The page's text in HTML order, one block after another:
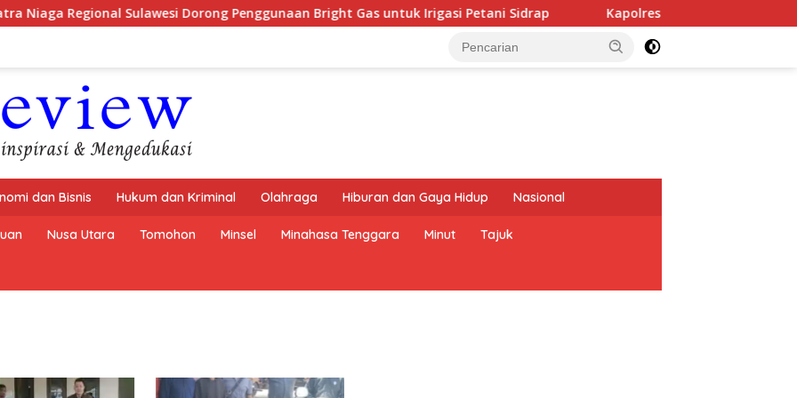
Sulawesi Dorong Penggunaan Bright Gas untuk Irigasi Petani Sidrap Kapolres Bitung Arie Sulistyo Serap
dan Bisnis Hukum dan Kriminal Olahraga Hiburan dan Gaya Hidup Nasional
Nusa Utara Tomohon Minsel Minahasa Tenggara Minut Tajuk